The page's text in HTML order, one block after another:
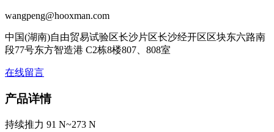
wangpeng@hooxman.com
中国(湖南)自由贸易试验区长沙片区长沙经开区区块东六路南
段77号东方智造港 C2栋8楼807、808室
在线留言
产品详情
持续推力 91 N~273 N